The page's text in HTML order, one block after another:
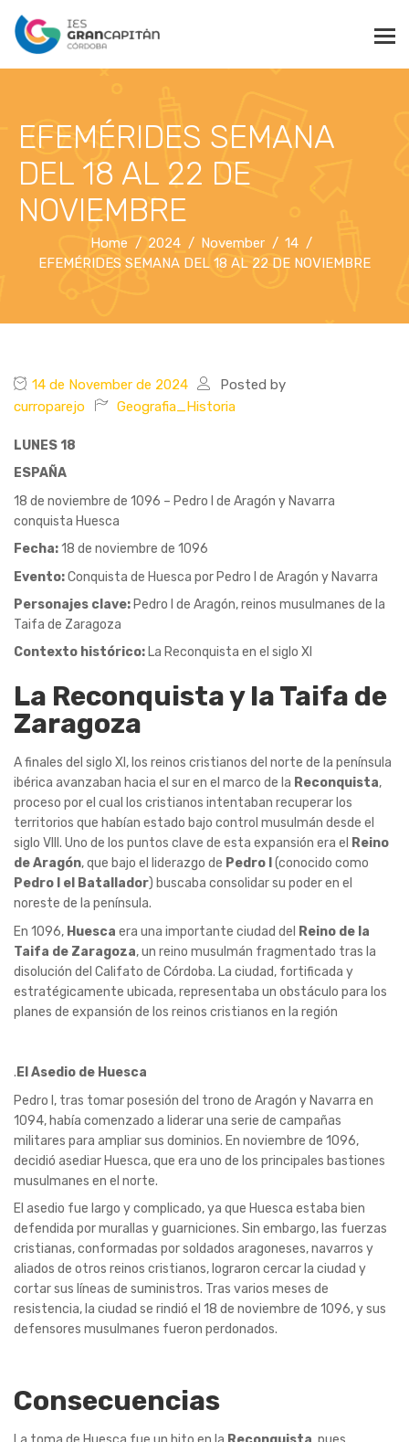
EFEMÉRIDES SEMANA
DEL 18 AL 22 DE
NOVIEMBRE
Home 2024 November
14
EFEMÉRIDES SEMANA DEL 18 AL 22 DE NOVIEMBRE
14 de November de 2024
Posted by
curroparejo
Geografia_Historia
LUNES 18
ESPAÑA
18 de noviembre de 1096 – Pedro I de Aragón y Navarra
conquista Huesca
Fecha:18 de noviembre de 1096
Evento:Conquista de Huesca por Pedro I de Aragón y Navarra
Personajes clave: Pedro I de Aragón, reinos musulmanes de la
Taifa de Zaragoza
Contexto histórico: La Reconquista en el siglo XI
La Reconquista y la Taifa de
Zaragoza
A finales del siglo XI, los reinos cristianos del norte de la península
ibérica avanzaban hacia el sur en el marco de la Reconquista,
proceso por el cual los cristianos intentaban recuperar los
territorios que habían estado bajo control musulmán desde el
siglo VIII. Uno de los puntos clave de esta expansión era el Reino
de Aragón, que bajo el liderazgo de Pedro I (conocido como
Pedro I el Batallador) buscaba consolidar su poder en el
noreste de la península.
En 1096, Huesca era una importante ciudad del Reino de la
Taifa de Zaragoza, un reino musulmán fragmentado tras la
disolución del Califato de Córdoba. La ciudad, fortificada y
estratégicamente ubicada, representaba un obstáculo para los
planes de expansión de los reinos cristianos en la región
. El Asedio de Huesca
Pedro I, tras tomar posesión del trono de Aragón y Navarra en
1094, había comenzado a liderar una serie de campañas
militares para ampliar sus dominios. En noviembre de 1096,
decidió asediar Huesca, que era uno de los principales bastiones
musulmanes en el norte.
El asedio fue largo y complicado, ya que Huesca estaba bien
defendida por murallas y guarniciones. Sin embargo, las fuerzas
cristianas, conformadas por soldados aragoneses, navarros y
aliados de otros reinos cristianos, lograron cercar la ciudad y
cortar sus líneas de suministros. Tras varios meses de
resistencia, la ciudad se rindió el 18 de noviembre de 1096, y sus
defensores musulmanes fueron perdonados.
Consecuencias